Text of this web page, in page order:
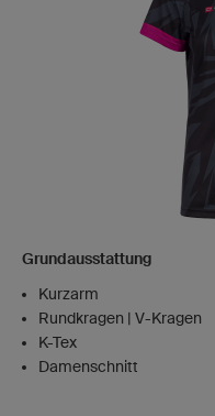
Grundausstattung
Kurzarm
Rundkragen | V-Kragen
K-Tex
Damenschnitt